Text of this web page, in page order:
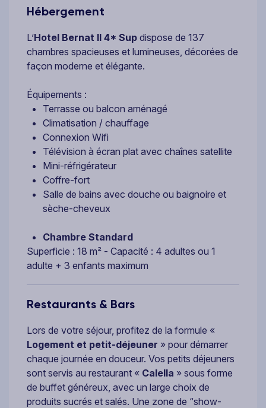
Hébergement
L’Hotel Bernat II 4* Sup dispose de 137
chambres spacieuses et lumineuses, décorées de
façon moderne et élégante.
Équipements :
Terrasse ou balcon aménagé
Climatisation / chauffage
Connexion Wifi
Télévision à écran plat avec chaînes satellite
Mini-réfrigérateur
Coffre-fort
Salle de bains avec douche ou baignoire et
sèche-cheveux
Chambre Standard
Superficie : 18 m² - Capacité : 4 adultes ou 1
adulte + 3 enfants maximum
Restaurants & Bars
Lors de votre séjour, profitez de la formule «
Logement et petit-déjeuner » pour démarrer
chaque journée en douceur. Vos petits déjeuners
sont servis au restaurant « Calella » sous forme
de buffet généreux, avec un large choix de
produits sucrés et salés. Une zone de “show-